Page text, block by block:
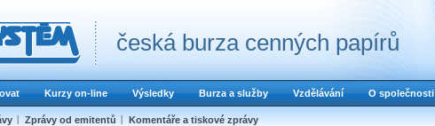
česká burza cenných papírů
Kurzy on-line Výsledky Burza a služby Vzdělávání O společnosti
Zprávy od emitentů Komentáře a tiskové zprávy